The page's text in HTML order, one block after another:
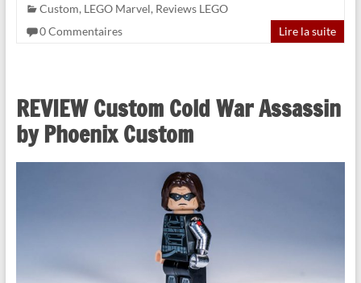
Custom, LEGO Marvel, Reviews LEGO
0 Commentaires
Lire la suite
REVIEW Custom Cold War Assassin
by Phoenix Custom